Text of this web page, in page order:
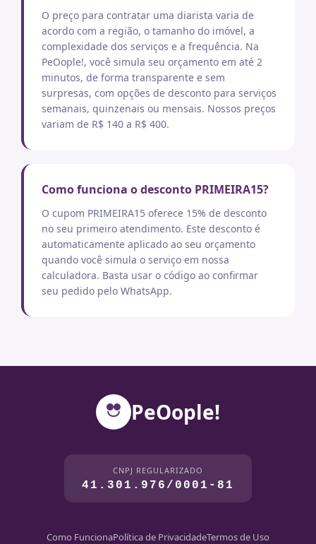
O preço para contratar uma diarista varia de
acordo com a região, o tamanho do imóvel, a
complexidade dos serviços e a frequência. Na
PeOople!, você simula seu orçamento em até 2
minutos, de forma transparente e sem
surpresas, com opções de desconto para serviços
semanais, quinzenais ou mensais. Nossos preços
variam de R$ 140 a R$ 400.
Como funciona o desconto PRIMEIRA15?
O cupom PRIMEIRA15 oferece 15% de desconto
no seu primeiro atendimento. Este desconto é
automaticamente aplicado ao seu orçamento
quando você simula o serviço em nossa
calculadora. Basta usar o código ao confirmar
seu pedido pelo WhatsApp.
PeOople!
CNPJ REGULARIZADO
41.301.976/0001-81
Como FuncionaPolítica de PrivacidadeTermos de Uso